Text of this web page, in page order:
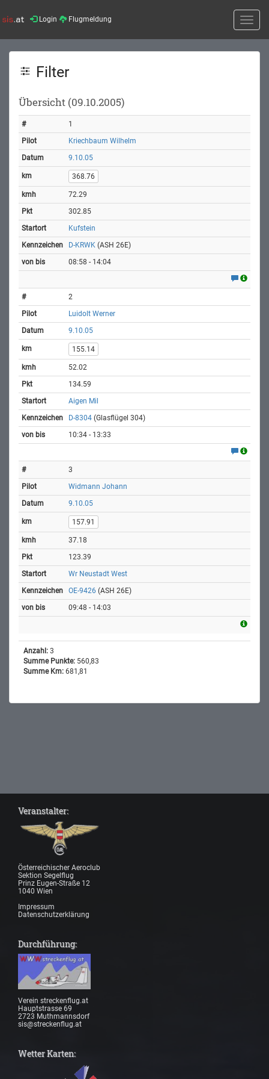
Login Flugmeldung
Toggle
Filter
Übersicht (09.10.2005)
1
Kriechbaum Wilhelm
9.10.05
368.76
72.29
302.85
Kufstein
D-KRWK (ASH 26E)
08:58 - 14:04
2
Luidolt Werner
9.10.05
155.14
52.02
134.59
Aigen Mil
D-8304 (Glasflügel 304)
10:34 - 13:33
3
Widmann Johann
9.10.05
157.91
37.18
123.39
Wr Neustadt West
OE-9426 (ASH 26E)
09:48 - 14:03
Anzahl: 3
Summe Punkte: 560,83
Summe Km: 681,81
Veranstalter:
Österreichischer Aeroclub
Sektion Segelflug
Prinz Eugen-Straße 12
1040 Wien
Impressum
Datenschutzerklärung
Durchführung:
Verein streckenflug.at
Hauptstrasse 69
2723 Muthmannsdorf
sis@streckenflug.at
Wetter Karten: